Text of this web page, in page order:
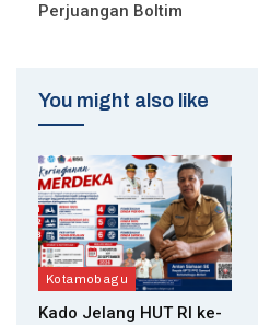
Perjuangan Boltim
You might also like
Kotamobagu
Kado Jelang HUT RI ke-